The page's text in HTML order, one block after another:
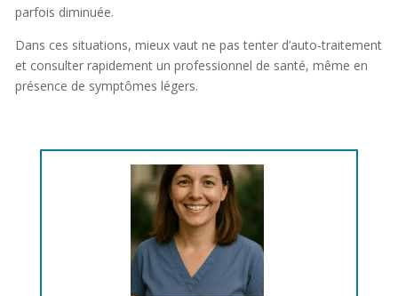
parfois diminuée.
Dans ces situations, mieux vaut ne pas tenter d’auto-traitement
et consulter rapidement un professionnel de santé, même en
présence de symptômes légers.